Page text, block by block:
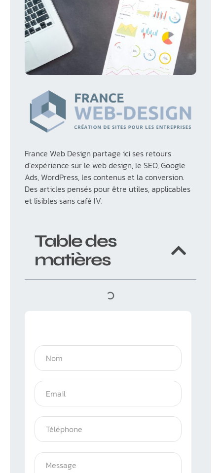
France Web Design partage ici ses retours
d’expérience sur le web design, le SEO, Google
Ads, WordPress, les contenus et la conversion.
Des articles pensés pour être utiles, applicables
et lisibles sans café IV.
Table des
matières